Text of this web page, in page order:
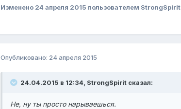
Изменено 24 апреля 2015 пользователем StrongSpirit
Опубликовано: 24 апреля 2015
24.04.2015 в 12:34, StrongSpirit сказал:
Не, ну ты просто нарываешься.